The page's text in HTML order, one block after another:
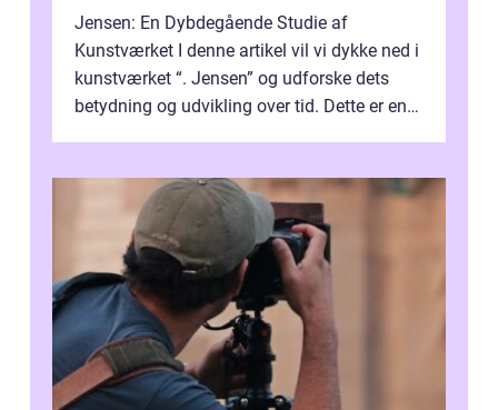
Jensen: En Dybdegående Studie af
Kunstværket I denne artikel vil vi dykke ned i
kunstværket “. Jensen” og udforske dets
betydning og udvikling over tid. Dette er en